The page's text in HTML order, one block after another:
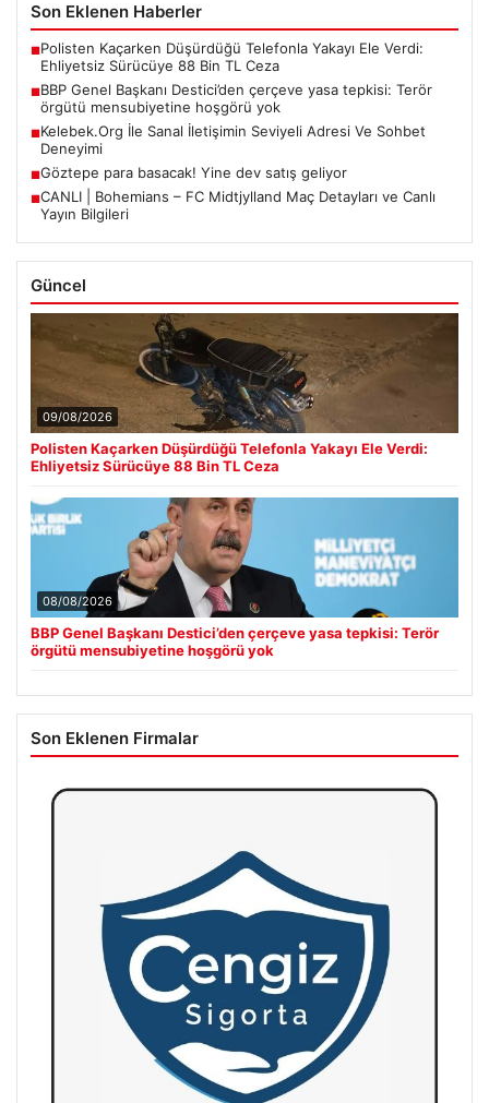
Son Eklenen Haberler
■Polisten Kaçarken Düşürdüğü Telefonla Yakayı Ele Verdi:
Ehliyetsiz Sürücüye 88 Bin TL Ceza
■BBP Genel Başkanı Destici’den çerçeve yasa tepkisi: Terör
örgütü mensubiyetine hoşgörü yok
■Kelebek.Org İle Sanal İletişimin Seviyeli Adresi Ve Sohbet
Deneyimi
■Göztepe para basacak! Yine dev satış geliyor
■CANLI | Bohemians – FC Midtjylland Maç Detayları ve Canlı
Yayın Bilgileri
Güncel
09/08/2026
Polisten Kaçarken Düşürdüğü Telefonla Yakayı Ele Verdi:
Ehliyetsiz Sürücüye 88 Bin TL Ceza
08/08/2026
BBP Genel Başkanı Destici’den çerçeve yasa tepkisi: Terör
örgütü mensubiyetine hoşgörü yok
Son Eklenen Firmalar